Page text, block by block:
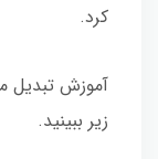
کرد.
آموزش تبدیل
زیر ببینید.